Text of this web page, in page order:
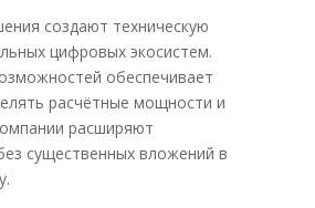
создают техническую
цифровых экосистем.
обеспечивает
расчётные мощности и
расширяют
существенных вложений в